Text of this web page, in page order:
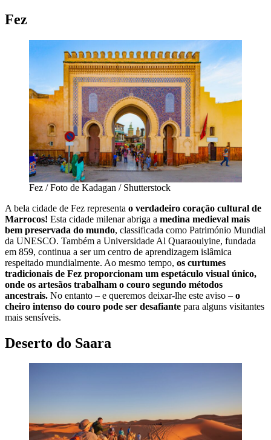
Fez
Fez / Foto de Kadagan / Shutterstock
A bela cidade de Fez representa o verdadeiro coração cultural de
Marrocos! Esta cidade milenar abriga a medina medieval mais
bem preservada do mundo, classificada como Património Mundial
da UNESCO. Também a Universidade Al Quaraouiyine, fundada
em 859, continua a ser um centro de aprendizagem islâmica
respeitado mundialmente. Ao mesmo tempo, os curtumes
tradicionais de Fez proporcionam um espetáculo visual único,
onde os artesãos trabalham o couro segundo métodos
ancestrais. No entanto – e queremos deixar-lhe este aviso – o
cheiro intenso do couro pode ser desafiante para alguns visitantes
mais sensíveis.
Deserto do Saara